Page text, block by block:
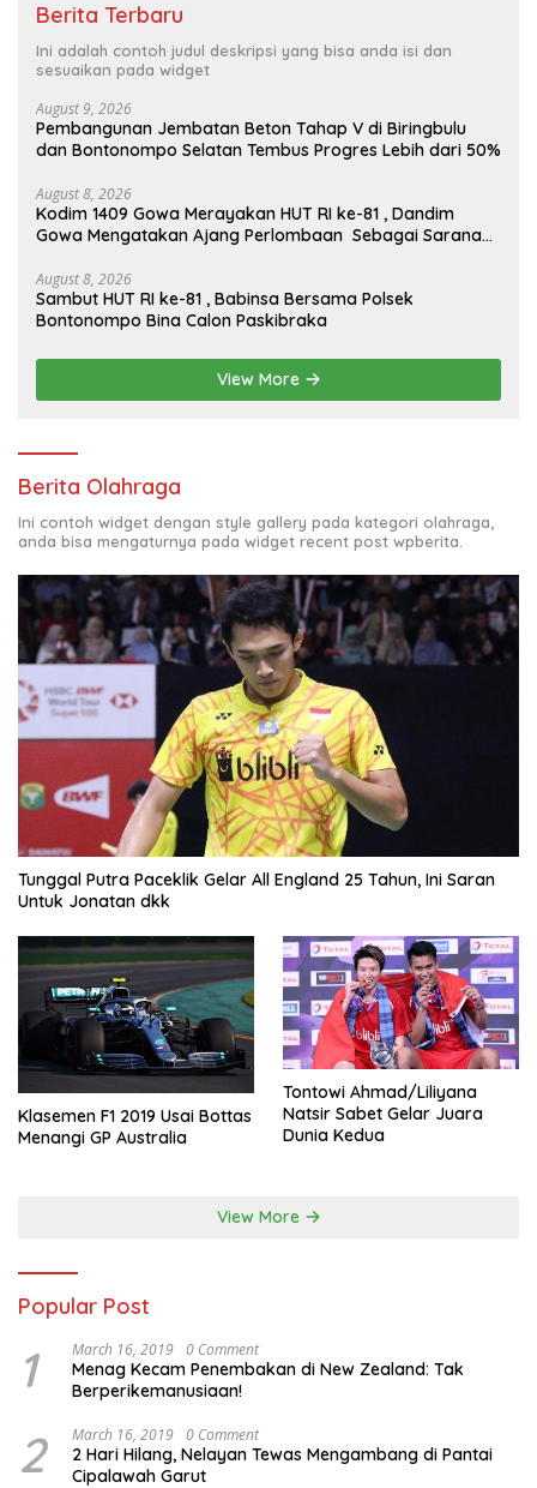
Berita Terbaru
Ini adalah contoh judul deskripsi yang bisa anda isi dan
sesuaikan pada widget
August 9, 2026
Pembangunan Jembatan Beton Tahap V di Biringbulu
dan Bontonompo Selatan Tembus Progres Lebih dari 50%
August 8, 2026
Kodim 1409 Gowa Merayakan HUT RI ke-81 , Dandim
Gowa Mengatakan Ajang Perlombaan Sebagai Sarana
August 8, 2026
Sambut HUT RI ke-81 , Babinsa Bersama Polsek
View More
Berita Olahraga
Ini contoh widget dengan style gallery pada kategori olahraga,
anda bisa mengaturnya pada widget recent post wpberita.
Tunggal Putra Paceklik Gelar All England 25 Tahun, Ini Saran
Untuk Jonatan dkk
Klasemen F1 2019 Usai Bottas
Menangi GP Australia
Tontowi Ahmad/Liliyana
Natsir Sabet Gelar Juara
Dunia Kedua
View More
Popular Post
1 March 16, 2019 0 Comment
Menag Kecam Penembakan di New Zealand: Tak
Berperikemanusiaan!
2 March 16, 2019 0 Comment
2 Hari Hilang, Nelayan Tewas Mengambang di Pantai
Cipalawah Garut